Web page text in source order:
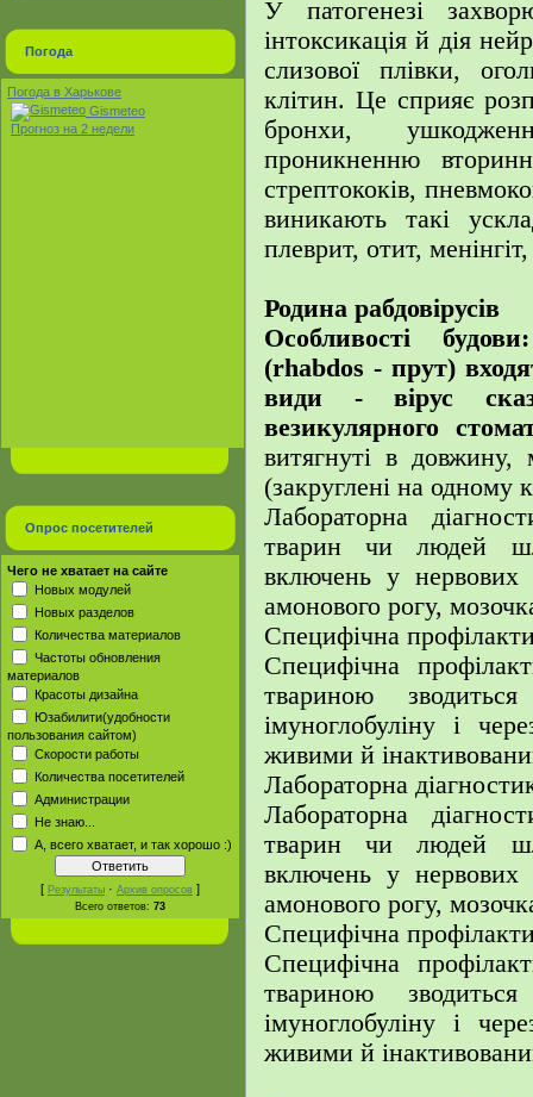
Погода
Погода в Харькове
Gismeteo
Прогноз на 2 недели
Опрос посетителей
Чего не хватает на сайте
Новых модулей
Новых разделов
Количества материалов
Частоты обновления
материалов
Красоты дизайна
Юзабилити(удобности
пользования сайтом)
Скорости работы
Количества посетителей
Администрации
Не знаю...
А, всего хватает, и так хорошо :)
[ Результаты · Архив опросов ]
Всего ответов: 73
У патогенезі
інтоксикація й дія
слизової плівки,
клітин. Це сприяє
бронхи,
проникненню
стрептококів,
виникають такі
плеврит, отит,
Родина рабдовірусів
Особливості
(rhabdos - прут)
види - вірус
везикулярного
витягнуті в
(закруглені на одному
Лабораторна
тварин чи людей
включень у нервових
амонового рогу,
Специфічна
Специфічна
твариною
імуноглобуліну і
живими й
Лабораторна
Лабораторна
тварин чи людей
включень у нервових
амонового рогу,
Специфічна
Специфічна
твариною
імуноглобуліну і
живими й